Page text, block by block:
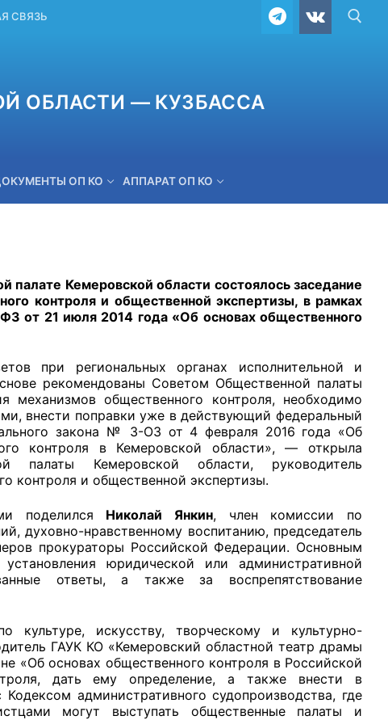
СВЯЗЬ
ОБЛАСТИ — КУЗБАССА
ОП КО АППАРАТ ОП КО
ОБРАТНАЯ СВЯЗЬ
органов
условий
палате Кемеровской области состоялось заседание
контроля и общественной экспертизы, в рамках
от 21 июля 2014 года «Об основах общественного
при региональных органах исполнительной и
рекомендованы Советом Общественной палаты
механизмов общественного контроля, необходимо
внести поправки уже в действующий федеральный
закона № 3-ОЗ от 4 февраля 2016 года «Об
контроля в Кемеровской области», — открыла
палаты Кемеровской области, руководитель
контроля и общественной экспертизы.
поделился Николай Янкин, член комиссии по
духовно-нравственному воспитанию, председатель
прокураторы Российской Федерации. Основным
юридической или административной
ответы, а также за воспрепятствование
культуре, искусству, творческому и культурно-
ГАУК КО «Кемеровский областной театр драмы
«Об основах общественного контроля в Российской
дать ему определение, а также внести в
административного судопроизводства, где
могут выступать общественные палаты и